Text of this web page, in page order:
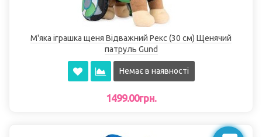
М'яка іграшка щеня Відважний Рекс (30 см) Щенячий
патруль Gund
Немає в наявності
1499.00грн.